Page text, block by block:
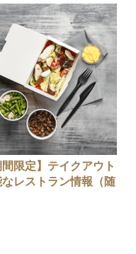
間限定】テイクアウト
レストラン情報（随